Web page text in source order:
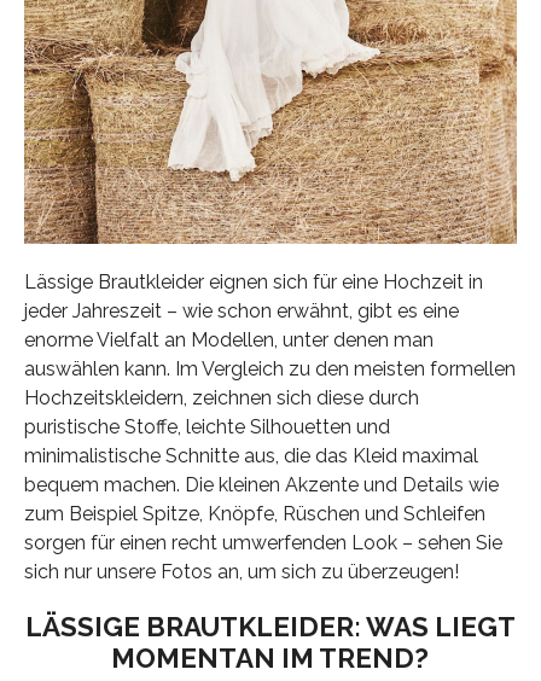
Lässige Brautkleider eignen sich für eine Hochzeit in
jeder Jahreszeit – wie schon erwähnt, gibt es eine
enorme Vielfalt an Modellen, unter denen man
auswählen kann. Im Vergleich zu den meisten formellen
Hochzeitskleidern, zeichnen sich diese durch
puristische Stoffe, leichte Silhouetten und
minimalistische Schnitte aus, die das Kleid maximal
bequem machen. Die kleinen Akzente und Details wie
zum Beispiel Spitze, Knöpfe, Rüschen und Schleifen
sorgen für einen recht umwerfenden Look – sehen Sie
sich nur unsere Fotos an, um sich zu überzeugen!
LÄSSIGE BRAUTKLEIDER: WAS LIEGT
MOMENTAN IM TREND?